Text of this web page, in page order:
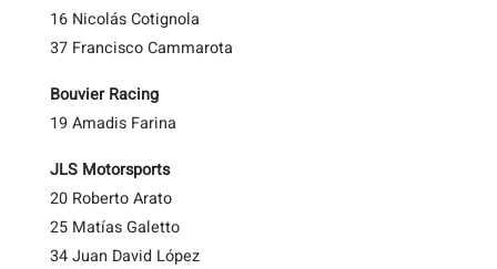
16 Nicolás Cotignola
37 Francisco Cammarota
Bouvier Racing
19 Amadis Farina
JLS Motorsports
20 Roberto Arato
25 Matías Galetto
34 Juan David López